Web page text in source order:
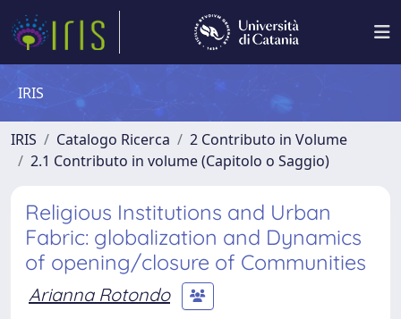
IRIS
IRIS Catalogo Ricerca
2 Contributo in Volume
2.1 Contributo in volume (Capitolo o Saggio)
Religious Institutions and Urban
Fabric: globalization and Dynamics
of opening/closure of Communities
Arianna Rotondo